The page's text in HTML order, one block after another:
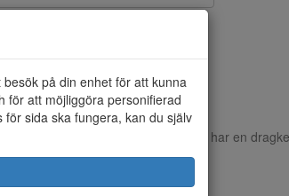
Skinn
i skinn. Innerfodret är i textil, har en
på din enhet för att kunna
för att möjliggöra personifierad
sida ska fungera, kan du själv